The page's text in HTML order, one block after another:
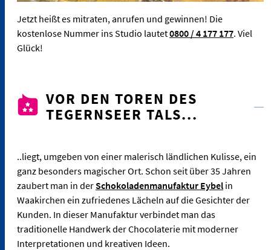
Jetzt heißt es mitraten, anrufen und gewinnen! Die
kostenlose Nummer ins Studio lautet0800 / 4 177 177. Viel
Glück!
VOR DEN TOREN DES
TEGERNSEER TALS...
..liegt, umgeben von einer malerisch ländlichen Kulisse, ein
ganz besonders magischer Ort. Schon seit über 35 Jahren
zaubert man in derSchokoladenmanufaktur Eybel in
Waakirchen ein zufriedenes Lächeln auf die Gesichter der
Kunden. In dieser Manufaktur verbindet man das
traditionelle Handwerk der Chocolaterie mit moderner
Interpretationen und kreativen Ideen.